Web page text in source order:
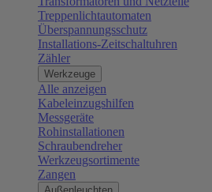
Treppenlichtautomaten
Überspannungsschutz
Installations-Zeitschaltuhren
Zähler
Werkzeuge
Alle anzeigen
Kabeleinzugshilfen
Messgeräte
Rohinstallationen
Schraubendreher
Werkzeugsortimente
Zangen